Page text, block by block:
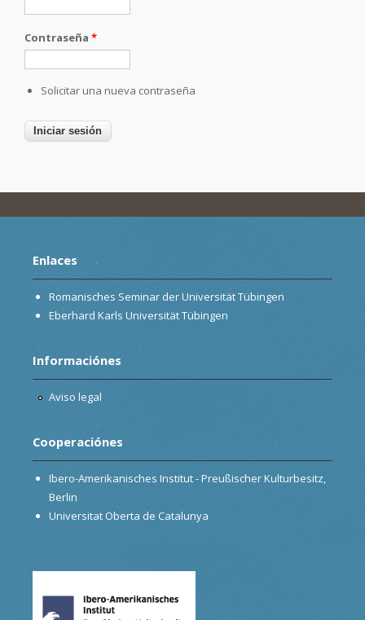
Contraseña *
Solicitar una nueva contraseña
Enlaces
Romanisches Seminar der Universität Tübingen
Eberhard Karls Universität Tübingen
Informaciónes
Aviso legal
Cooperaciónes
Ibero-Amerikanisches Institut - Preußischer Kulturbesitz,
Berlin
Universitat Oberta de Catalunya